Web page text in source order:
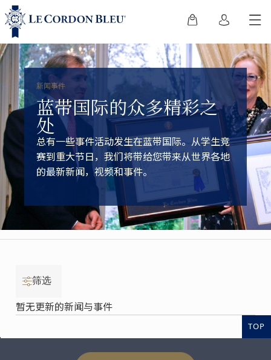
新闻事件
蓝带国际的众多精彩之
处
总有一些事件活动发生在蓝带国际。从学生竞
赛到重大节日，我们将带给您带来从世界各地
的最新新闻，视频和事件。
筛选
暂无更新的新闻与事件
TOP